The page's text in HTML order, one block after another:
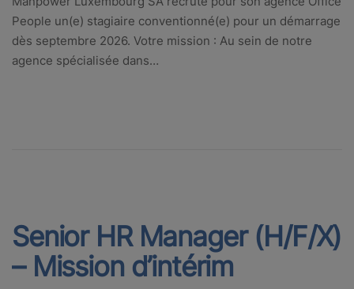
People un(e) stagiaire conventionné(e) pour un démarrage
dès septembre 2026. Votre mission : Au sein de notre
agence spécialisée dans…
Senior HR Manager (H/F/X)
– Mission d’intérim